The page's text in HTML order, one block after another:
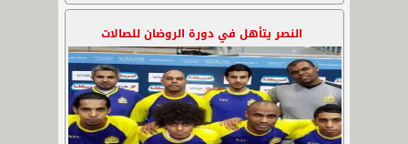
النصر يتأهل في دورة الروضان للصالات